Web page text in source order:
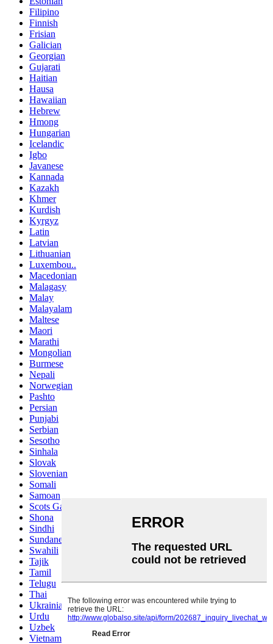
Filipino
Finnish
Frisian
Galician
Georgian
Gujarati
Haitian
Hausa
Hawaiian
Hebrew
Hmong
Hungarian
Icelandic
Igbo
Javanese
Kannada
Kazakh
Khmer
Kurdish
Kyrgyz
Latin
Latvian
Lithuanian
Luxembou..
Macedonian
Malagasy
Malay
Malayalam
Maltese
Maori
Marathi
Mongolian
Burmese
Nepali
Norwegian
Pashto
Persian
Punjabi
Serbian
Sesotho
Sinhala
Slovak
Slovenian
Somali
Samoan
Scots Gaelic
Shona
Sindhi
Sundanese
Swahili
Tajik
Tamil
Telugu
Thai
Ukrainian
Urdu
Uzbek
Vietnamese